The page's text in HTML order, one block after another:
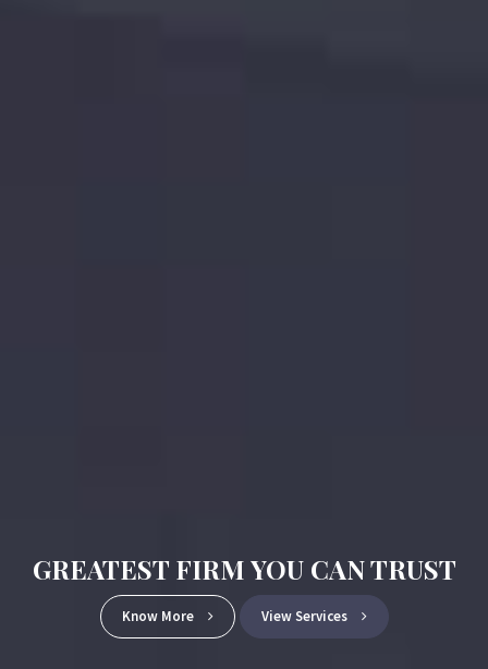
GREATEST FIRM YOU CAN TRUST
Know More View Services